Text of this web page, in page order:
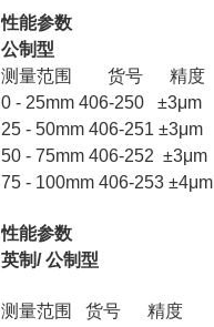
性能参数
公制型
测量范围 货号 精度
0 - 25mm 406-250 ±3μm
25 - 50mm 406-251 ±3μm
50 - 75mm 406-252 ±3μm
75 - 100mm 406-253 ±4μm
性能参数
英制/ 公制型
测量范围 货号 精度